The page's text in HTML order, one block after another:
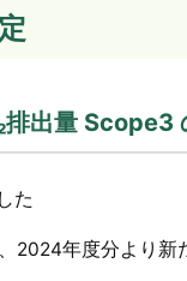
出量 Scope3
た
2024年度分より新